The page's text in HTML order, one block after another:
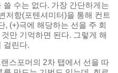
수는 없다. 가장 간단하게는
저항(포텐셔미터)을 통해 컨트
, (+)극에 해당하는 선을 주 회
만 기억하면 된다. 그렇게 해
걸린다.
스포머의 2차 탭에서 선을 따